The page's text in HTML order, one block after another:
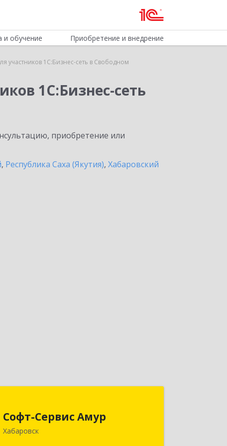
и обучение Приобретение и внедрение
участников 1С:Бизнес-сеть в Свободном
1С:Бизнес-сеть
приобретение или
, Республика Саха (Якутия), Хабаровский
Софт-Сервис Амур
Хабаровск
680000, Хабаровский край, Хабаровск
г, Муравьева-Амурского ул., дом № 4,